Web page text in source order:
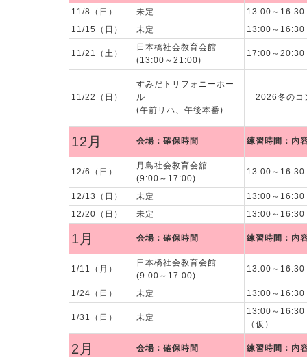
11/8（日） 未定
13:00～
11/15（日）
未定 13:00～
11/21（土）
日本橋社会教育会館
(13:00～21:00)
17:00～
11/22（日）
すみだトリフォニーホー
ル
(午前リハ、午後本番)
2026冬のコ
12月 会場：確保時間 練習時間：内
12/6（日）
月島社会教育会舘
(9:00～17:00)
13:00～
12/13（日） 未定
13:00～
12/20（日）
未定 13:00～
1月 会場：確保時間 練習時間：内
1/11（月）
日本橋社会教育会館
(9:00～17:00)
13:00～
1/24（日） 未定 13:00～
1/31（日） 未定
13:00～
（仮）
2月 会場：確保時間 練習時間：内